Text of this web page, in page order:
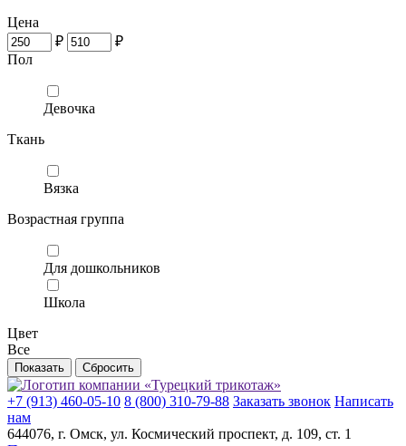
Цена
₽
₽
Пол
Девочка
Ткань
Вязка
Возрастная группа
Для дошкольников
Школа
Цвет
Все
+7 (913) 460-05-10 8 (800) 310-79-88 Заказать звонок Написать
нам
644076, г. Омск, ул. Космический проспект, д. 109, ст. 1